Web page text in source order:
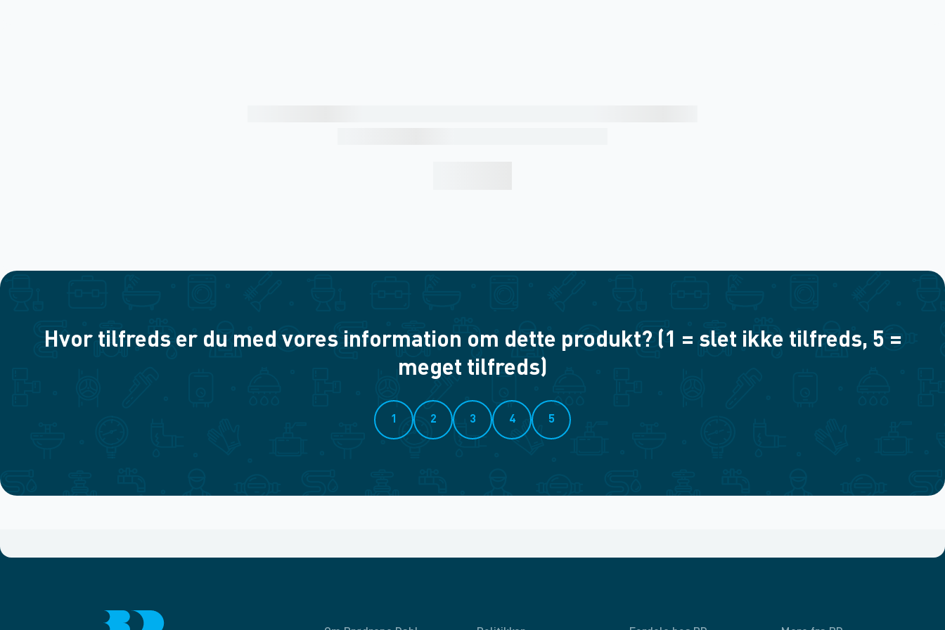
Hvor tilfreds er du med vores information om dette produkt? (1 = slet ikke tilfreds, 5 =
meget tilfreds)
1 2 3 4 5